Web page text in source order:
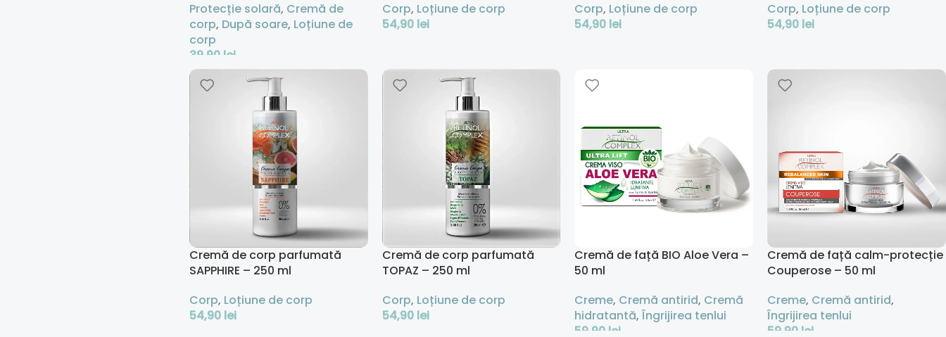
Protecție solară, Cremă de
corp, După soare, Loțiune de
corp
39,90 lei
Adaugă În Coș
Corp, Loțiune de corp
54,90 lei
Corp, Loțiune de corp
54,90 lei
Corp, Loțiune de corp
54,90 lei
Cremă de corp parfumată
SAPPHIRE – 250 ml
Corp, Loțiune de corp
54,90 lei
Cremă de corp parfumată
TOPAZ – 250 ml
Corp, Loțiune de corp
54,90 lei
Cremă de față BIO Aloe Vera –
50 ml
Creme, Cremă antirid, Cremă
hidratantă,Îngrijirea tenlui
59,90 lei
Cremă de față calm-protecție
Couperose – 50 ml
Creme, Cremă antirid,
Îngrijirea tenlui
59,90 lei